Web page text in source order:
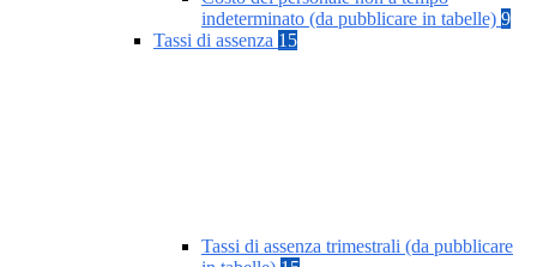
indeterminato (da pubblicare in tabelle) 9
Tassi di assenza 15
Tassi di assenza trimestrali (da pubblicare